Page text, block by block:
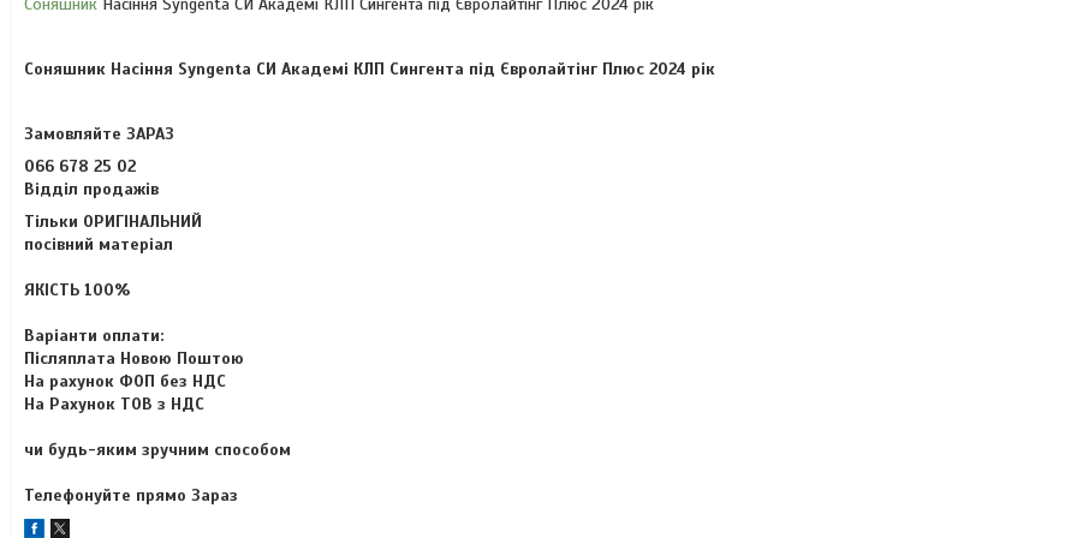
Соняшник Насіння Syngenta СИ Академі КЛП Сингента під Євролайтінг Плюс 2024 рік
Соняшник Насіння Syngenta СИ Академі КЛП Сингента під Євролайтінг Плюс 2024 рік
Замовляйте ЗАРАЗ
066 678 25 02
Відділ продажів
Тільки ОРИГІНАЛЬНИЙ
посівний матеріал
ЯКІСТЬ 100%
Варіанти оплати:
Післяплата Новою Поштою
На рахунок ФОП без НДС
На Рахунок ТОВ з НДС
чи будь-яким зручним способом
Телефонуйте прямо Зараз